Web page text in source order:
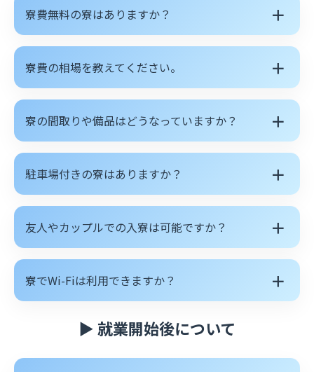
寮費無料の寮はありますか？ ＋
寮費の相場を教えてください。 ＋
寮の間取りや備品はどうなっていますか？ ＋
駐車場付きの寮はありますか？ ＋
友人やカップルでの入寮は可能ですか？ ＋
寮でWi-Fiは利用できますか？ ＋
▶ 就業開始後について